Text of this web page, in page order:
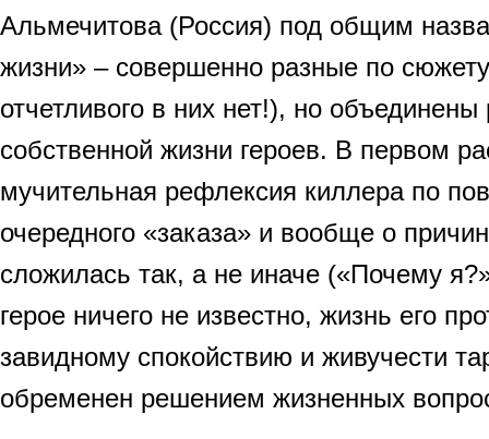
Альмечитова (Россия) под общим
жизни» – совершенно разные по
отчетливого в них нет!), но
собственной жизни героев. В первом
мучительная рефлексия киллера по
очередного «заказа» и вообще о
сложилась так, а не иначе («Почему
герое ничего не известно, жизнь его
завидному спокойствию и живучести
обременен решением жизненных